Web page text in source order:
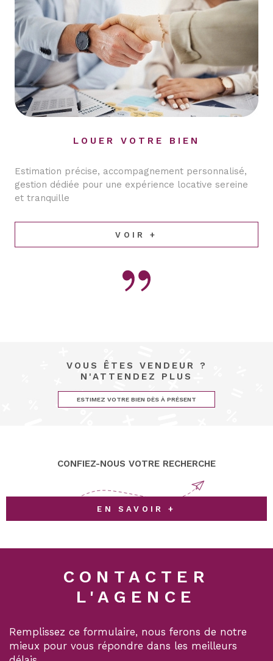
LOUER VOTRE BIEN
Estimation précise, accompagnement personnalisé,
gestion dédiée pour une expérience locative sereine
et tranquille
VOIR +
VOUS ÊTES VENDEUR ?
N'ATTENDEZ PLUS
ESTIMEZ VOTRE BIEN DÈS À PRÉSENT
CONFIEZ-NOUS VOTRE RECHERCHE
EN SAVOIR +
CONTACTER
L'AGENCE
Remplissez ce formulaire, nous ferons de notre
mieux pour vous répondre dans les meilleurs